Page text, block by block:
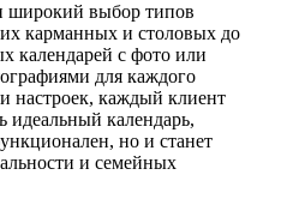
широкий выбор типов
карманных и столовых до
календарей с фото или
для каждого
настроек, каждый клиент
идеальный календарь,
но и станет
и семейных